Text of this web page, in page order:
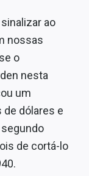
ao
nossas
o
nesta
um
de dólares e
de cortá-lo